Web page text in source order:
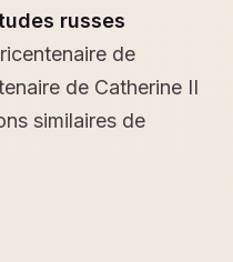
russes
de
de Catherine II
similaires de